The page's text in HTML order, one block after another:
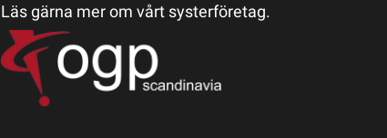
Läs gärna mer om vårt systerföretag.